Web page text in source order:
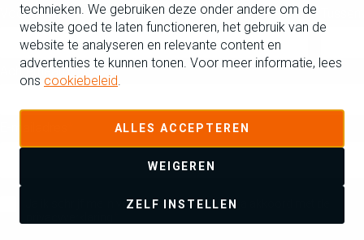
technieken. We gebruiken deze onder andere om de
website goed te laten functioneren, het gebruik van de
website te analyseren en relevante content en
advertenties te kunnen tonen. Voor meer informatie, lees
ons cookiebeleid.
ALLES ACCEPTEREN
WEIGEREN
ZELF INSTELLEN
Voornaam
Achternaam
Ja ik schrijf me in voor de nieuwsbrief en ga akkoord met de